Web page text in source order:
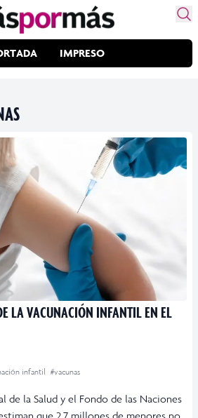
IMPRESO
LA VACUNACIÓN INFANTIL EN EL
infantil #vacunas
de la Salud y el Fondo de las Naciones